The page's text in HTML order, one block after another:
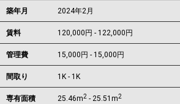
築年月 2024年2月
賃料 120,000円 - 122,000円
管理費 15,000円 - 15,000円
間取り 1K - 1K
専有面積 25.46m2 - 25.51m2